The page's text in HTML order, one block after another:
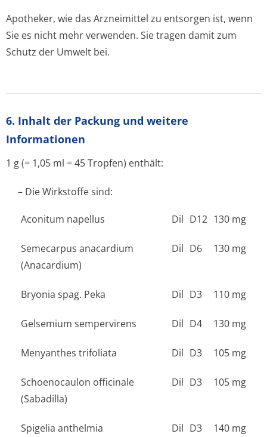
Apotheker, wie das Arzneimittel zu entsorgen ist, wenn
Sie es nicht mehr verwenden. Sie tragen damit zum
Schutz der Umwelt bei.
6. Inhalt der Packung und weitere
Informationen
1 g (= 1,05 ml = 45 Tropfen) enthält:
– Die Wirkstoffe sind:
Aconitum napellus Dil D12 130 mg
Semecarpus anacardium
(Anacardium)
Dil D6 130 mg
Bryonia spag. Peka Dil D3 110 mg
Gelsemium sempervirens Dil D4 130 mg
Menyanthes trifoliata Dil D3 105 mg
Schoenocaulon officinale
(Sabadilla)
Dil D3 105 mg
Spigelia anthelmia Dil D3 140 mg